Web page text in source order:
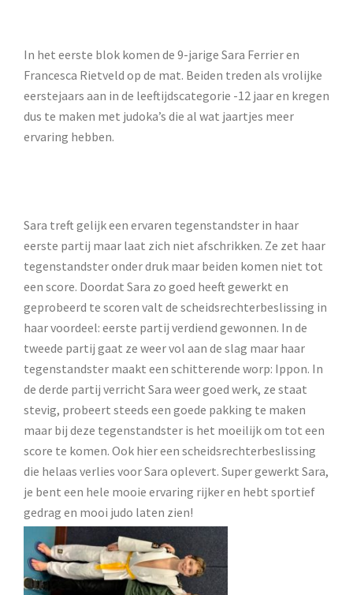
In het eerste blok komen de 9-jarige Sara Ferrier en
Francesca Rietveld op de mat. Beiden treden als vrolijke
eerstejaars aan in de leeftijdscategorie -12 jaar en kregen
dus te maken met judoka’s die al wat jaartjes meer
ervaring hebben.
Sara treft gelijk een ervaren tegenstandster in haar
eerste partij maar laat zich niet afschrikken. Ze zet haar
tegenstandster onder druk maar beiden komen niet tot
een score. Doordat Sara zo goed heeft gewerkt en
geprobeerd te scoren valt de scheidsrechterbeslissing in
haar voordeel: eerste partij verdiend gewonnen. In de
tweede partij gaat ze weer vol aan de slag maar haar
tegenstandster maakt een schitterende worp: Ippon. In
de derde partij verricht Sara weer goed werk, ze staat
stevig, probeert steeds een goede pakking te maken
maar bij deze tegenstandster is het moeilijk om tot een
score te komen. Ook hier een scheidsrechterbeslissing
die helaas verlies voor Sara oplevert. Super gewerkt Sara,
je bent een hele mooie ervaring rijker en hebt sportief
gedrag en mooi judo laten zien!